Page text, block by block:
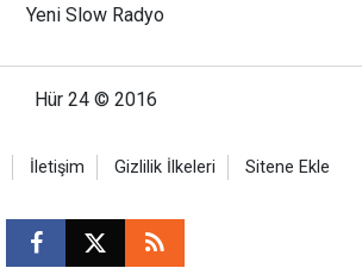
Yeni Slow Radyo
Hür 24 © 2016
İletişim Gizlilik İlkeleri Sitene Ekle